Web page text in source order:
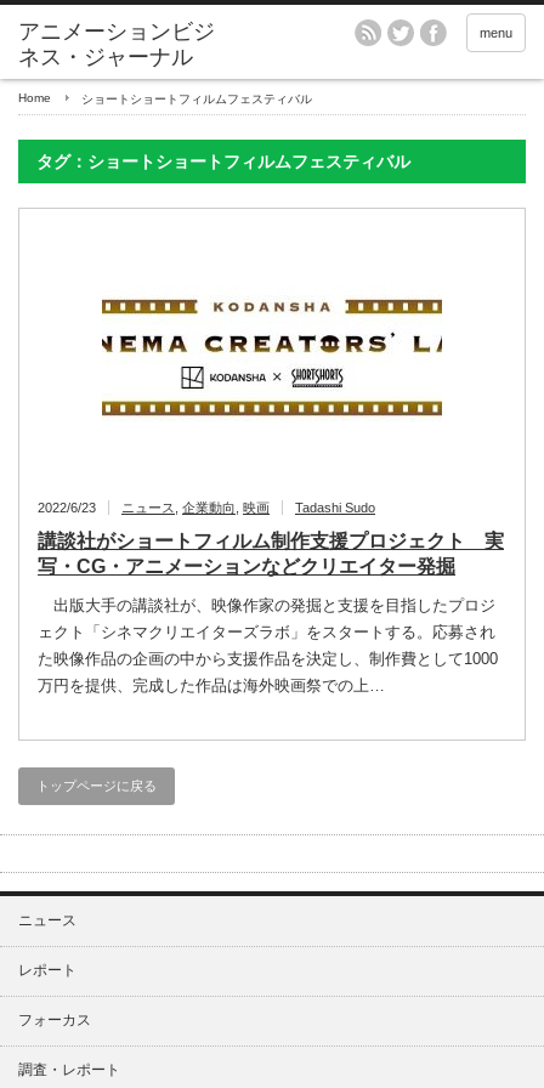
アニメーションビジ
ネス・ジャーナル
menu
Home ショートショートフィルムフェスティバル
タグ：ショートショートフィルムフェスティバル
2022/6/23 ニュース 企業動向 映画 Tadashi Sudo
講談社がショートフィルム制作支援プロジェクト 実
写・CG・アニメーションなどクリエイター発掘
出版大手の講談社が、映像作家の発掘と支援を目指したプロジ
ェクト「シネマクリエイターズラボ」をスタートする。応募され
た映像作品の企画の中から支援作品を決定し、制作費として1000
万円を提供、完成した作品は海外映画祭での上…
トップページに戻る
ニュース
レポート
フォーカス
調査・レポート